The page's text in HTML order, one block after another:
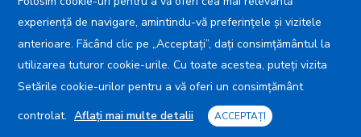
M.A.I.
A.N.P.C.
A.N.O.F.M.
Crucea Roșie
experiență de navigare, amintindu-vă preferințele și vizitele
anterioare. Făcând clic pe „Acceptați”, dați consimțământul la
utilizarea tuturor cookie-urile. Cu toate acestea, puteți vizita
Setările cookie-urilor pentru a vă oferi un consimțământ
controlat. Aflați mai multe detalii ACCEPTAȚI